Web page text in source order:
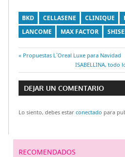
BKD CELLASENE CLINIQUE
LANCOME
MAX FACTOR
Navegación
de
entradas
Entrada
Propuestas L`Oreal Luxe para Navidad
Entrada
siguiente:
ISABELLINA, todo
DEJAR UN COMENTARIO
Lo siento, debes estar conectado para
RECOMENDADOS